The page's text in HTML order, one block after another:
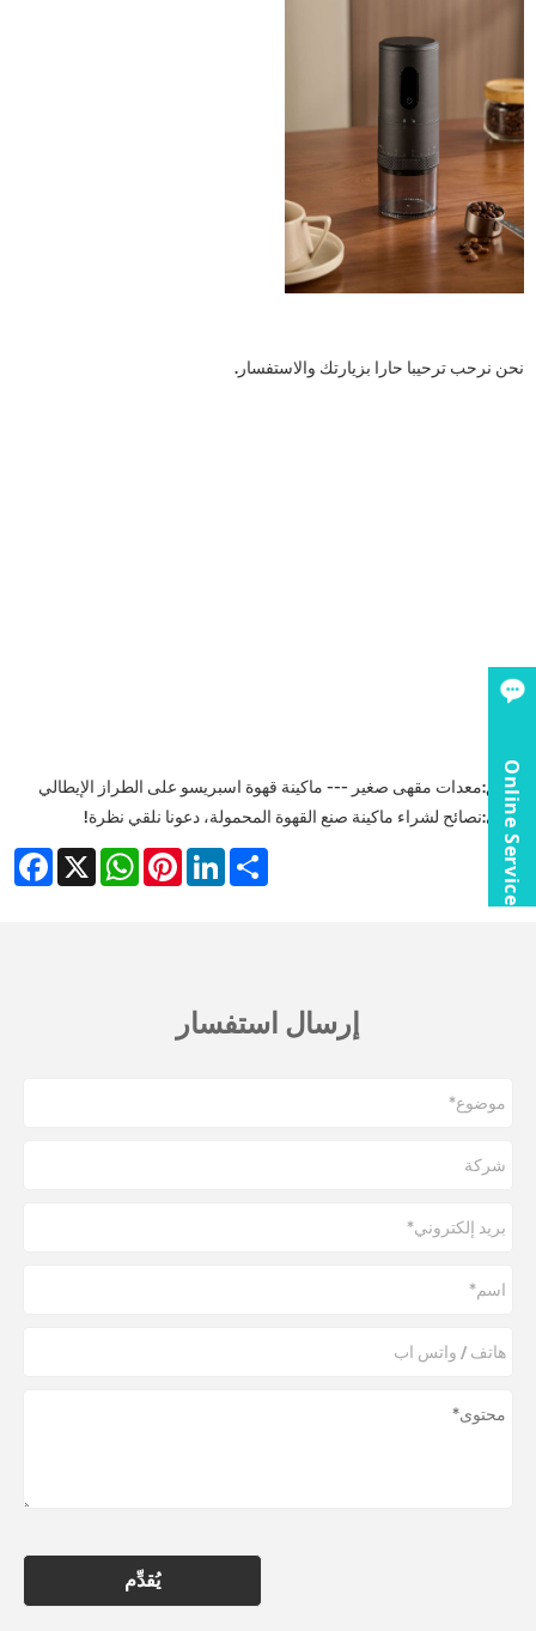
نحن نرحب ترحيبا حارا بزيارتك والاستفسار.
سابق:معدات مقهى صغير --- ماكينة قهوة اسبريسو على الطراز الإيطالي
التالي:نصائح لشراء ماكينة صنع القهوة المحمولة، دعونا نلقي نظرة!
X
WhatsAppPinterestLinkedIn Share
إرسال استفسار
يُقدِّم
Online Service